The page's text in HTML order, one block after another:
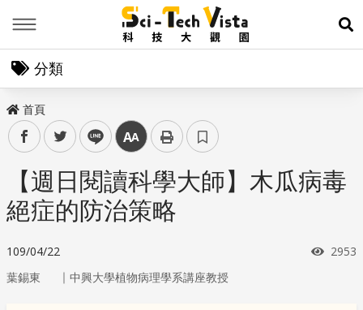
展
分類
首頁
facebooktwitter line 中
【週日閱讀科學大師】木瓜病毒
絕症的防治策略
109/04/22 瀏覽
2953
葉錫東 ｜ 中興大學植物病理學系講座教授